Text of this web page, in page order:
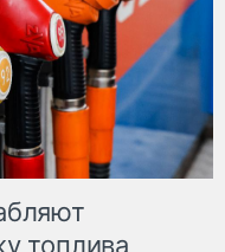
топлива